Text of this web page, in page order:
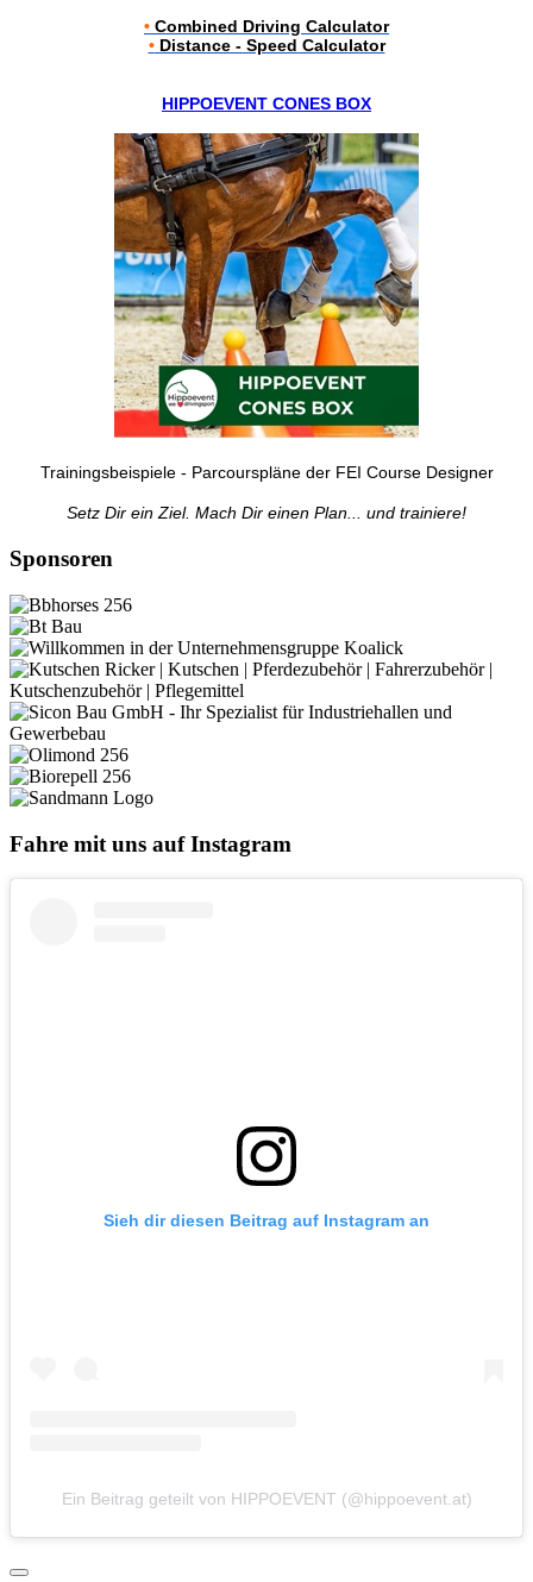
• Combined Driving Calculator
•Distance - Speed Calculator
HIPPOEVENT CONES BOX
Trainingsbeispiele - Parcourspläne der FEI Course Designer
Setz Dir ein Ziel. Mach Dir einen Plan... und trainiere!
Sponsoren
Fahre mit uns auf Instagram
Sieh dir diesen Beitrag auf Instagram an
Ein Beitrag geteilt von HIPPOEVENT (@hippoevent.at)